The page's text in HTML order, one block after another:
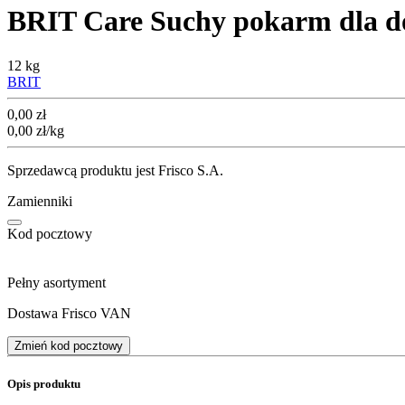
BRIT Care Suchy pokarm dla
12 kg
BRIT
Cena
0,00 zł
0,00 zł/kg
Sprzedawcą produktu jest Frisco S.A.
Zamienniki
Kod pocztowy
Pełny asortyment
Dostawa Frisco VAN
Zmień kod pocztowy
Opis produktu